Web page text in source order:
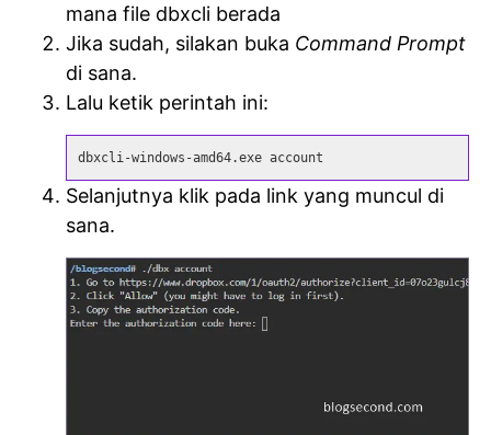
mana file dbxcli berada
Jika sudah, silakan buka Command Prompt
di sana.
Lalu ketik perintah ini:
dbxcli-windows-amd64.exe account
Selanjutnya klik pada link yang muncul di
sana.